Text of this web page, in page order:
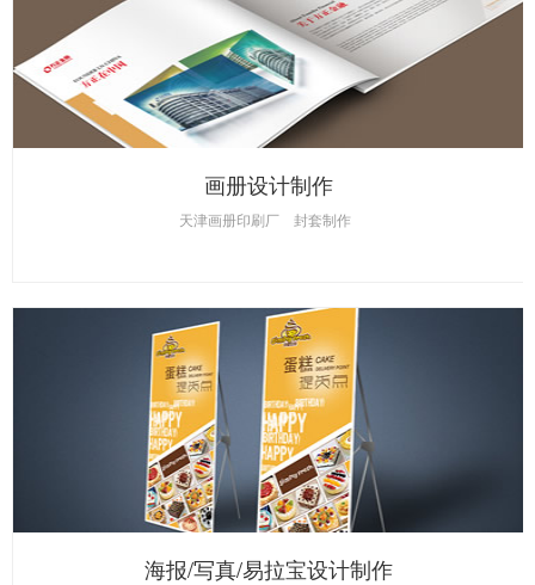
画册设计制作
天津画册印刷厂 封套制作
海报/写真/易拉宝设计制作